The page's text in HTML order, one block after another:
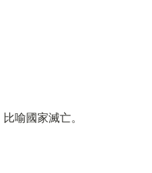
喻國家滅亡。